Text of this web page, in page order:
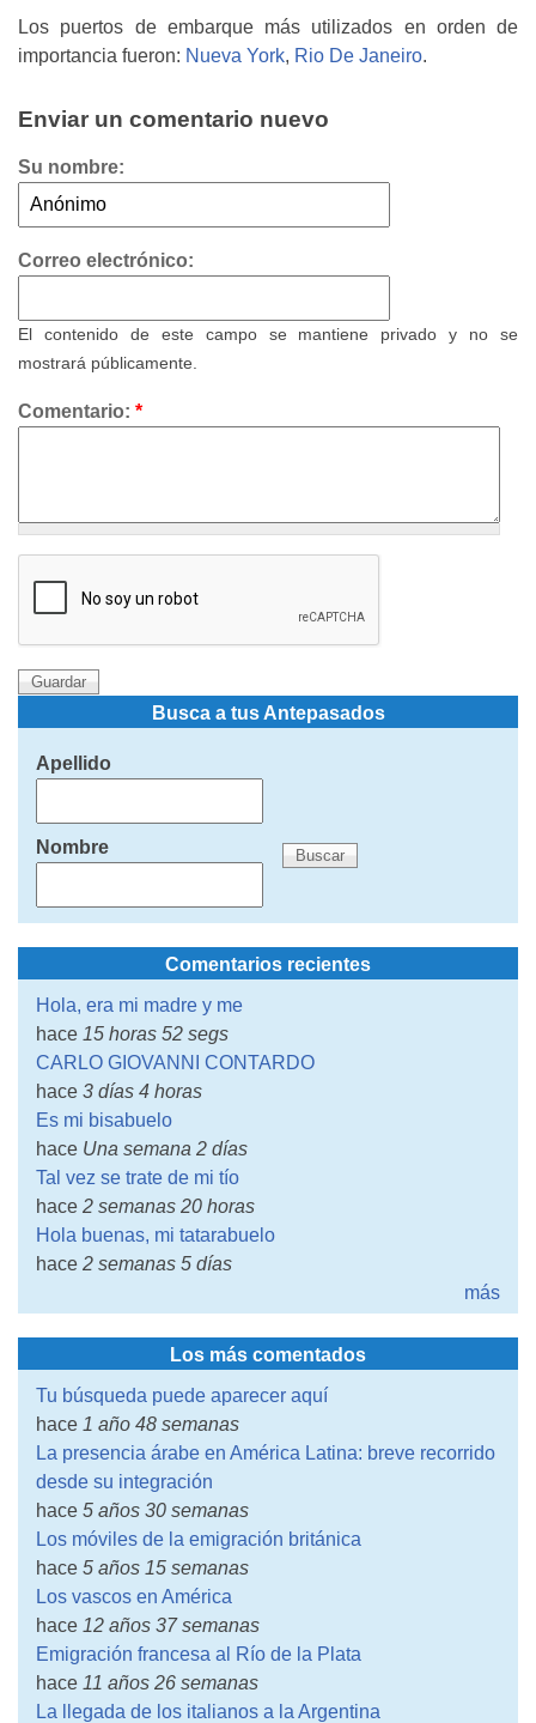
Los puertos de embarque más utilizados en orden de
importancia fueron: Nueva York, Rio De Janeiro.
Enviar un comentario nuevo
Su nombre:
Correo electrónico:
El contenido de este campo se mantiene privado y no se
mostrará públicamente.
Comentario: *
Busca a tus Antepasados
Apellido
Nombre
Comentarios recientes
Hola, era mi madre y me
hace 15 horas 52 segs
CARLO GIOVANNI CONTARDO
hace 3 días 4 horas
Es mi bisabuelo
hace Una semana 2 días
Tal vez se trate de mi tío
hace 2 semanas 20 horas
Hola buenas, mi tatarabuelo
hace 2 semanas 5 días
más
Los más comentados
Tu búsqueda puede aparecer aquí
hace 1 año 48 semanas
La presencia árabe en América Latina: breve recorrido
desde su integración
hace 5 años 30 semanas
Los móviles de la emigración británica
hace 5 años 15 semanas
Los vascos en América
hace 12 años 37 semanas
Emigración francesa al Río de la Plata
hace 11 años 26 semanas
La llegada de los italianos a la Argentina